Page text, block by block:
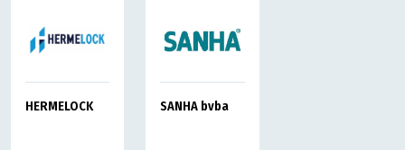
HERMELOCK SANHA bvba